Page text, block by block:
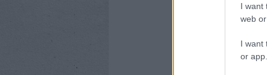
I want
web
I want
or app.